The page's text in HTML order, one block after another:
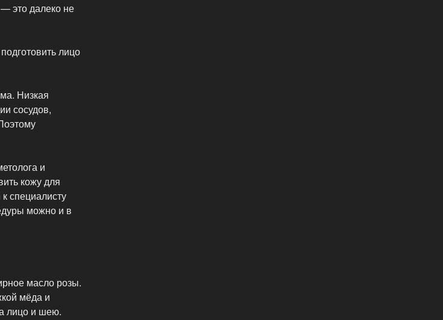
это далеко не
лицо
Низкая
сосудов,
и
кожу для
специалисту
можно и в
масло розы.
мёда и
лицо и шею.